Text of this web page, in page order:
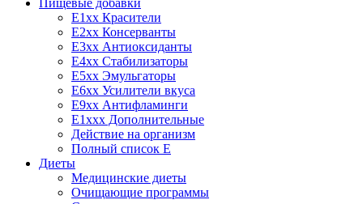
E1xx Красители
E2xx Консерванты
E3xx Антиоксиданты
E4xx Стабилизаторы
E5xx Эмульгаторы
E6xx Усилители вкуса
E9xx Антифламинги
E1xxx Дополнительные
Действие на организм
Полный список E
Диеты
Медицинские диеты
Очищающие программы